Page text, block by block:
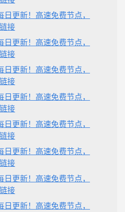
日更新！高速免费节点，
接
日更新！高速免费节点，
接
日更新！高速免费节点，
接
日更新！高速免费节点，
接
日更新！高速免费节点，
接
日更新！高速免费节点，
接
日更新！高速免费节点，
接
日更新！高速免费节点，